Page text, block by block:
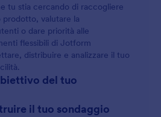
tu stia cercando di raccogliere
prodotto, valutare la
o dare priorità alle
flessibili di Jotform
distribuire e analizzare il tuo
del tuo
il tuo sondaggio